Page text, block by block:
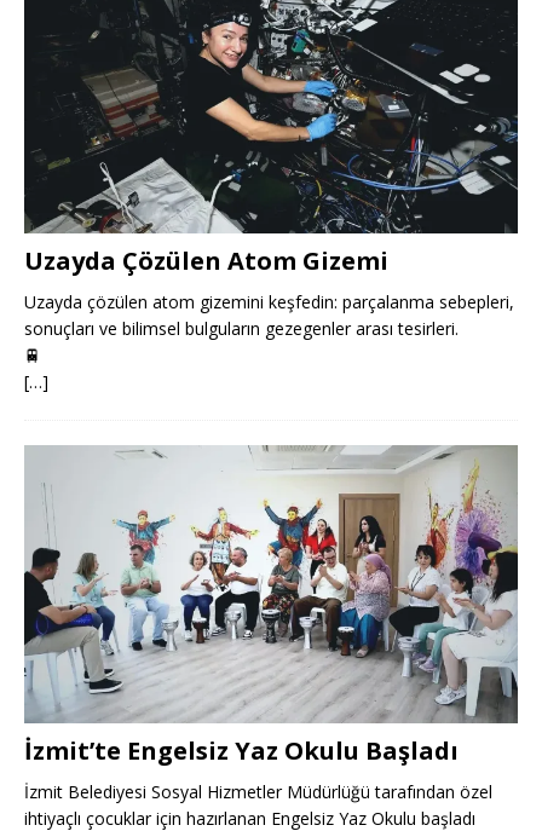
Uzayda Çözülen Atom Gizemi
Uzayda çözülen atom gizemini keşfedin: parçalanma sebepleri,
sonuçları ve bilimsel bulguların gezegenler arası tesirleri.
🚆
[…]
İzmit’te Engelsiz Yaz Okulu Başladı
İzmit Belediyesi Sosyal Hizmetler Müdürlüğü tarafından özel
ihtiyaçlı çocuklar için hazırlanan Engelsiz Yaz Okulu başladı